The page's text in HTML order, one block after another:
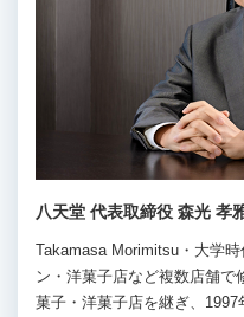
八天堂 代表取締役 森光 孝
Takamasa Morimitsu・大学
ン・洋菓子店など複数店舗で
菓子・洋菓子店を継ぎ、